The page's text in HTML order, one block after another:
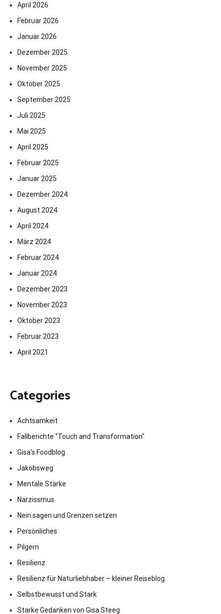
April 2026
Februar 2026
Januar 2026
Dezember 2025
November 2025
Oktober 2025
September 2025
Juli 2025
Mai 2025
April 2025
Februar 2025
Januar 2025
Dezember 2024
August 2024
April 2024
März 2024
Februar 2024
Januar 2024
Dezember 2023
November 2023
Oktober 2023
Februar 2023
April 2021
Categories
Achtsamkeit
Fallberichte "Touch and Transformation"
Gisa's Foodblog
Jakobsweg
Mentale Stärke
Narzissmus
Nein sagen und Grenzen setzen
Persönliches
Pilgern
Resilienz
Resilienz für Naturliebhaber – kleiner Reiseblog
Selbstbewusst und Stark
Starke Gedanken von Gisa Steeg